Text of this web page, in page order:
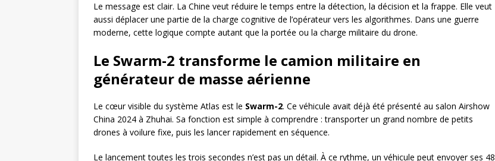
Le message est clair. La Chine veut réduire le temps entre la détection, la décision et la frappe. Elle veut
aussi déplacer une partie de la charge cognitive de l’opérateur vers les algorithmes. Dans une guerre
moderne, cette logique compte autant que la portée ou la charge militaire du drone.
Le Swarm-2 transforme le camion militaire en
générateur de masse aérienne
Le cœur visible du système Atlas est le Swarm-2. Ce véhicule avait déjà été présenté au salon Airshow
China 2024 à Zhuhai. Sa fonction est simple à comprendre : transporter un grand nombre de petits
drones à voilure fixe, puis les lancer rapidement en séquence.
Le lancement toutes les trois secondes n’est pas un détail. À ce rythme, un véhicule peut envoyer ses 48